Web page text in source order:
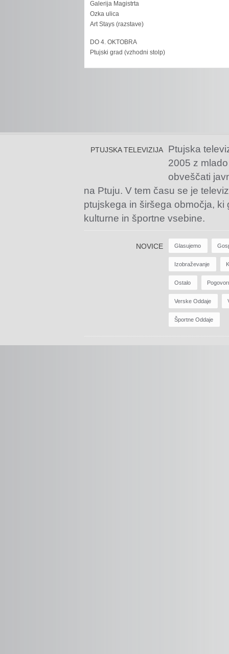
Galerija Magistrta
Ozka ulica
Art Stays (razstave)
DO 4. OKTOBRA
Ptujski grad (vzhodni stolp)
PTUJSKA TELEVIZIJA
Ptujska
2005 z
obveščati
na Ptuju. V tem času se je
ptujskega in širšega območja,
kulturne in športne vsebine.
NOVICE Glasujemo
Izobraževanje
Ostalo
Verske Oddaje
Športne Oddaje